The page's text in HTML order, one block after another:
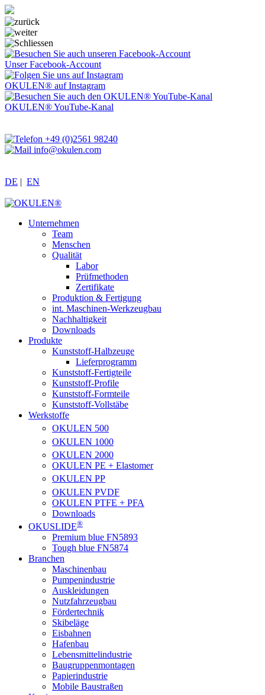
Unser Facebook-Account
OKULEN® auf Instagram
OKULEN® YouTube-Kanal
+49 (0)2561 98240
info@okulen.com
DE | EN
Unternehmen
Team
Menschen
Qualität
Labor
Prüfmethoden
Zertifikate
Produktion & Fertigung
int. Maschinen-Werkzeugbau
Nachhaltigkeit
Downloads
Produkte
Kunststoff-Halbzeuge
Lieferprogramm
Kunststoff-Fertigteile
Kunststoff-Profile
Kunststoff-Formteile
Kunststoff-Vollstäbe
Werkstoffe
OKULEN 500
OKULEN 1000
OKULEN 2000
OKULEN PE + Elastomer
OKULEN PP
OKULEN PVDF
OKULEN PTFE + PFA
Downloads
OKUSLIDE®
Premium blue FN5893
Tough blue FN5874
Branchen
Maschinenbau
Pumpenindustrie
Auskleidungen
Nutzfahrzeugbau
Fördertechnik
Skibeläge
Eisbahnen
Hafenbau
Lebensmittelindustrie
Baugruppenmontagen
Papierindustrie
Mobile Baustraßen